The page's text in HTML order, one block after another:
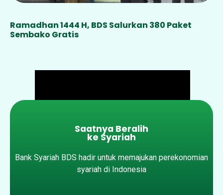
Ramadhan 1444 H, BDS Salurkan 380 Paket
Sembako Gratis
Saatnya Beralih
ke Syariah
Bank Syariah BDS hadir untuk memajukan perekonomian
syariah di Indonesia